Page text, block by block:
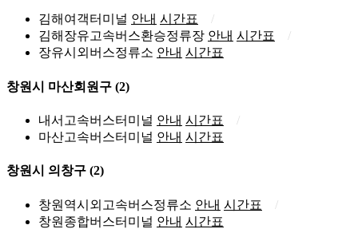
김해여객터미널 안내 시간표
김해장유고속버스환승정류장 안내 시간표
장유시외버스정류소 안내 시간표
창원시 마산회원구 (2)
내서고속버스터미널 안내 시간표
마산고속버스터미널 안내 시간표
창원시 의창구 (2)
창원역시외고속버스정류소 안내 시간표
창원종합버스터미널 안내 시간표